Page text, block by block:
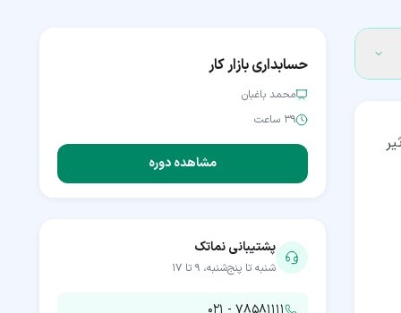
حسابداری بازار کار
محمد باغبان
۳۹ ساعت
مشاهده دوره
پشتیبانی نماتک
شنبه تا پنج‌شنبه، ۹ تا ۱۷